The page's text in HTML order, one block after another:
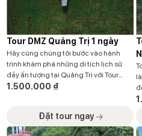
Tour DMZ Quảng Trị 1 ngày
Hãy cùng chúng tôi bước vào hành
trình khám phá những di tích lịch sử
đầy ấn tượng tại Quảng Trị với Tour
DMZ, nơi bạn sẽ được tận mắt chứng
Đường 9 huyền thoại, Cầu Đakrông,
đến Sân bay […]
1.500.000 ₫
Đặt tour ngay